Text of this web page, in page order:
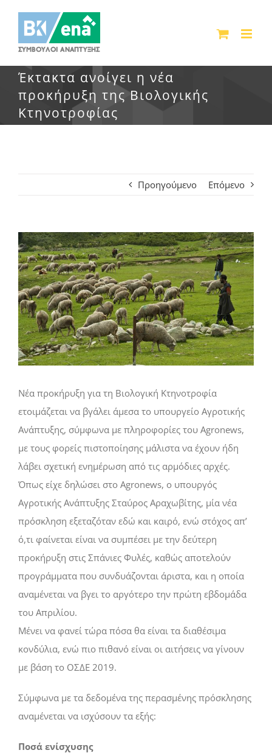
περιεχόμενο
Έκτακτα ανοίγει η νέα
προκήρυξη της Βιολογικής
Κτηνοτροφίας
Προηγούμενο Επόμενο
Προβολή
μεγαλύτερης
εικόνας
Νέα προκήρυξη για τη Βιολογική Κτηνοτροφία
ετοιμάζεται να βγάλει άμεσα το υπουργείο Αγροτικής
Ανάπτυξης, σύμφωνα με πληροφορίες του Agronews,
με τους φορείς πιστοποίησης μάλιστα να έχουν ήδη
λάβει σχετική ενημέρωση από τις αρμόδιες αρχές.
Όπως είχε δηλώσει στο Agronews, ο υπουργός
Αγροτικής Ανάπτυξης Σταύρος Αραχωβίτης, μία νέα
πρόσκληση εξεταζόταν εδώ και καιρό, ενώ στόχος απ’
ό,τι φαίνεται είναι να συμπέσει με την δεύτερη
προκήρυξη στις Σπάνιες Φυλές, καθώς αποτελούν
προγράμματα που συνδυάζονται άριστα, και η οποία
αναμένεται να βγει το αργότερο την πρώτη εβδομάδα
του Απριλίου.
Μένει να φανεί τώρα πόσα θα είναι τα διαθέσιμα
κονδύλια, ενώ πιο πιθανό είναι οι αιτήσεις να γίνουν
με βάση το ΟΣΔΕ 2019.
Σύμφωνα με τα δεδομένα της περασμένης πρόσκλησης
αναμένεται να ισχύσουν τα εξής:
Ποσά ενίσχυσης